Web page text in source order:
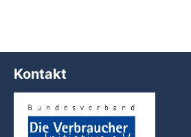
Kontakt